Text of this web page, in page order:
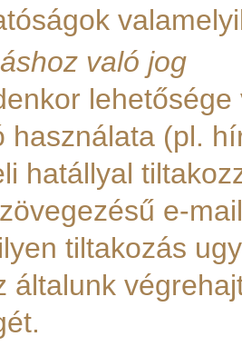
való jog
használata (pl.
hatállyal
e-
tiltakozás
általunk